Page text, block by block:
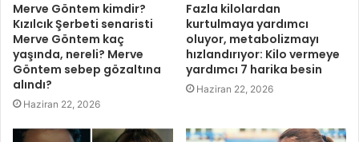
Merve Göntem kimdir?
Kızılcık Şerbeti senaristi
Merve Göntem kaç
yaşında, nereli? Merve
Göntem sebep gözaltına
alındı?
Haziran 22, 2026
Fazla kilolardan
kurtulmaya yardımcı
oluyor, metabolizmayı
hızlandırıyor: Kilo vermeye
yardımcı 7 harika besin
Haziran 22, 2026